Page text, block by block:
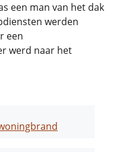
een man van het dak
werden
een
werd naar het